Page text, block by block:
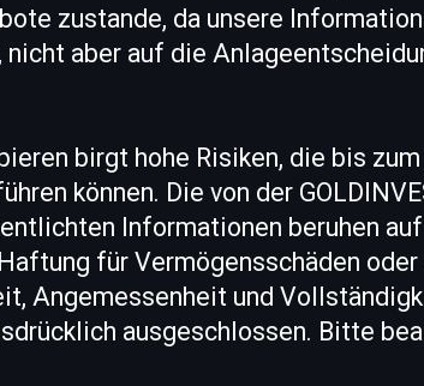
zustande, da unsere
nicht aber auf die
birgt hohe Risiken, die bis
können. Die von der
Informationen beruhen
für Vermögensschäden
Angemessenheit und
ausgeschlossen. Bitte